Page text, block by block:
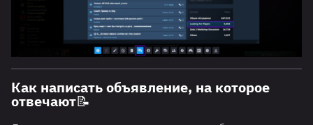
Как написать объявление, на которое
отвечают📝